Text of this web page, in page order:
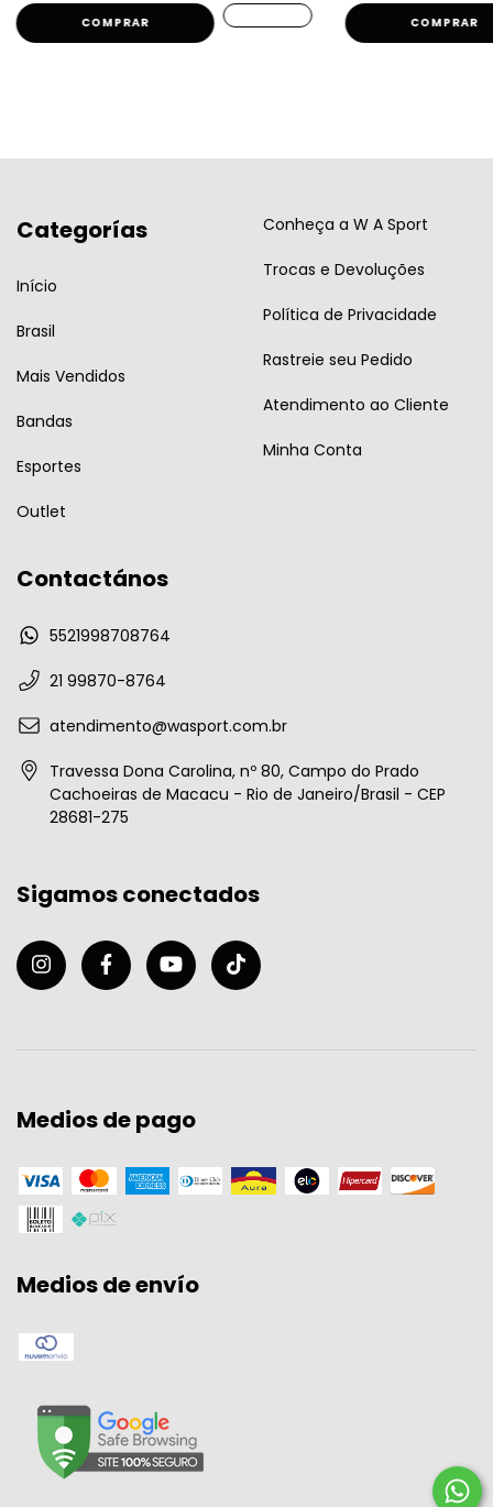
COMPRAR COMPRAR
Categorías
Início
Brasil
Mais Vendidos
Bandas
Esportes
Outlet
Conheça a W A Sport
Trocas e Devoluções
Política de Privacidade
Rastreie seu Pedido
Atendimento ao Cliente
Minha Conta
Contactános
5521998708764
21 99870-8764
atendimento@wasport.com.br
Travessa Dona Carolina, nº 80, Campo do Prado
Cachoeiras de Macacu - Rio de Janeiro/Brasil - CEP
28681-275
Sigamos conectados
Medios de pago
Medios de envío